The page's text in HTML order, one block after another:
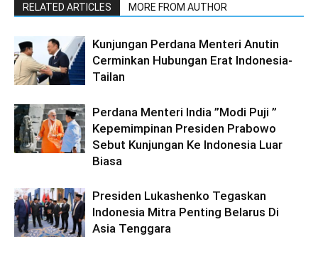
RELATED ARTICLES MORE FROM AUTHOR
Kunjungan Perdana Menteri Anutin
Cerminkan Hubungan Erat Indonesia-
Tailan
Perdana Menteri India ”Modi Puji ”
Kepemimpinan Presiden Prabowo
Sebut Kunjungan Ke Indonesia Luar
Biasa
Presiden Lukashenko Tegaskan
Indonesia Mitra Penting Belarus Di
Asia Tenggara